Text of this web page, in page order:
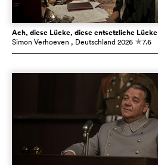
Ach, diese Lücke, diese entsetzliche Lücke
Simon Verhoeven , Deutschland2026 c7.6